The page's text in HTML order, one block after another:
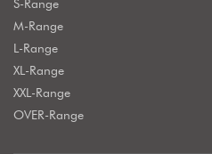
S-Range
M-Range
L-Range
XL-Range
XXL-Range
OVER-Range